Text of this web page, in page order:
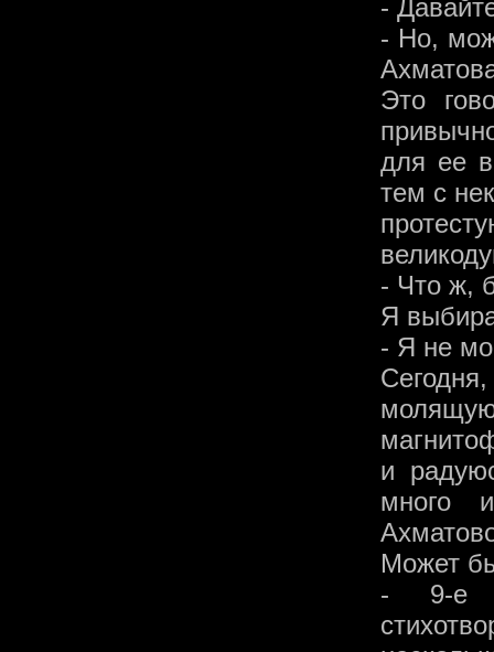
-
- Но,
Это
для ее
тем с
- Что ж,
Я
- Я не
и
много
Может
- 9-е